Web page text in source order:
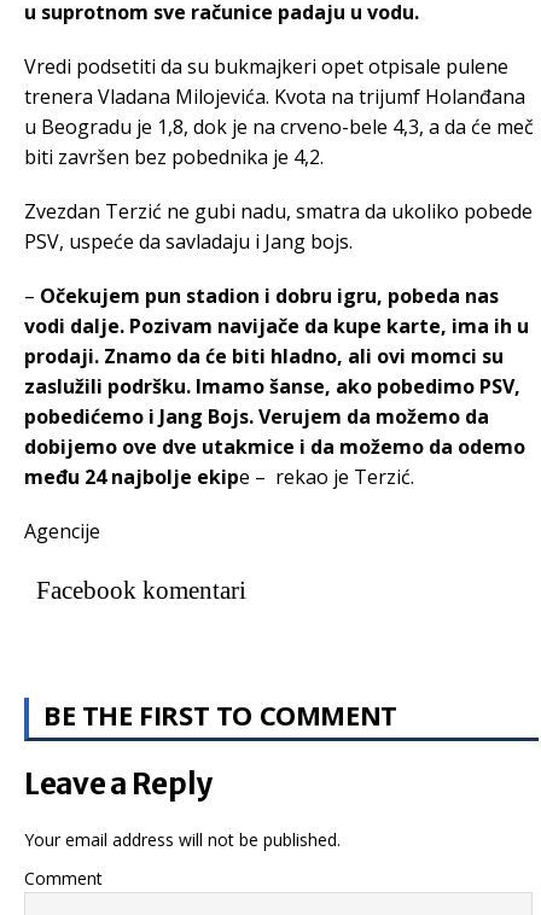
u suprotnom sve računice padaju u vodu.
Vredi podsetiti da su bukmajkeri opet otpisale pulene
trenera Vladana Milojevića. Kvota na trijumf Holanđana
u Beogradu je 1,8, dok je na crveno-bele 4,3, a da će meč
biti završen bez pobednika je 4,2.
Zvezdan Terzić ne gubi nadu, smatra da ukoliko pobede
PSV, uspeće da savladaju i Jang bojs.
– Očekujem pun stadion i dobru igru, pobeda nas
vodi dalje. Pozivam navijače da kupe karte, ima ih u
prodaji. Znamo da će biti hladno, ali ovi momci su
zaslužili podršku. Imamo šanse, ako pobedimo PSV,
pobedićemo i Jang Bojs. Verujem da možemo da
dobijemo ove dve utakmice i da možemo da odemo
među 24 najbolje ekipe – rekao je Terzić.
Agencije
Facebook komentari
BE THE FIRST TO COMMENT
Leave a Reply
Your email address will not be published.
Comment